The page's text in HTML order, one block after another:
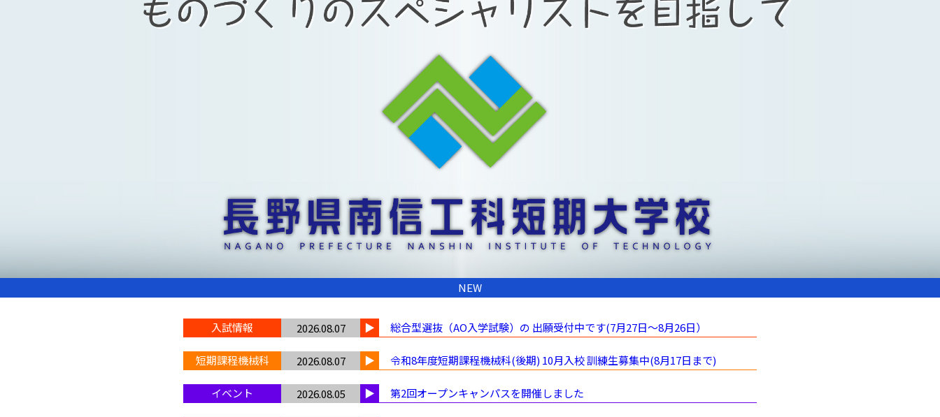
NEW
入試情報 2026.08.07 総合型選抜（AO入学試験）の 出願受付中です(7月27日～8月26日）
短期課程機械科 2026.08.07 令和8年度短期課程機械科(後期) 10月入校 訓練生募集中(8月17日まで)
イベント 2026.08.05 第2回オープンキャンパスを開催しました